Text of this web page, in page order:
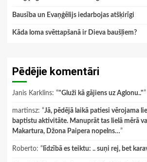
Bausība un Evaņģēlijs iedarbojas atšķirīgi
Kāda loma svēttapšanā ir Dieva baušļiem?
Pēdējie komentāri
Janis Karklins: “"Gluži kā gājiens uz Aglonu.."”
martinsz: “Jā, pēdējā laikā patiesi vērojama
baptistu aktivitāte. Manuprāt tas lielā mērā
Makartura, Džona Paipera nopelns…”
Roberto: “ līdzībā es teiktu: .. suņi rej, bet